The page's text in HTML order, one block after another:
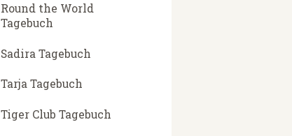
Round the World
Tagebuch
Sadira Tagebuch
Tarja Tagebuch
Tiger Club Tagebuch